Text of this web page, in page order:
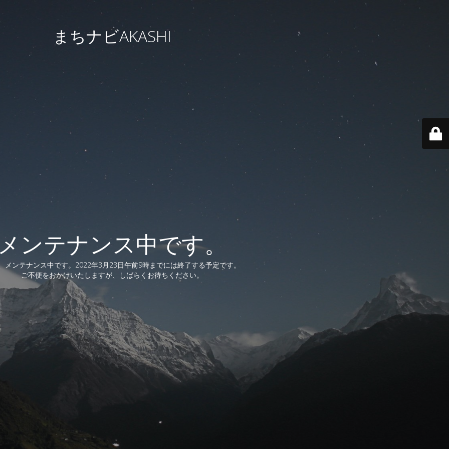
まちナビAKASHI
ンテナンス中です。
メンテナンス中です。2022年3月23日午前9時までには終了する予定です。
ご不便をおかけいたしますが、しばらくお待ちください。